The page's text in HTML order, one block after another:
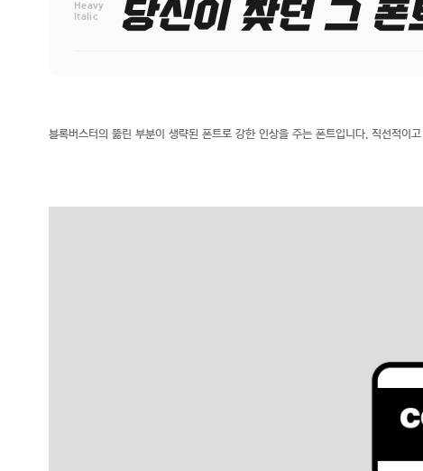
Heavy
Italic
블록버스터의 뚫린 부분이 생략된 폰트로 강한 인상을 주는 폰트입니다. 직선적이